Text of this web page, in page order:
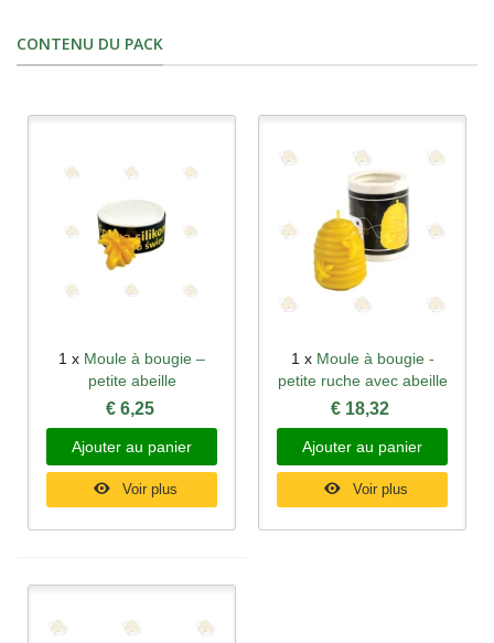
CONTENU DU PACK
1 x Moule à bougie –
petite abeille
€ 6,25
Ajouter au panier
Voir plus
1 x Moule à bougie -
petite ruche avec abeille
€ 18,32
Ajouter au panier
Voir plus